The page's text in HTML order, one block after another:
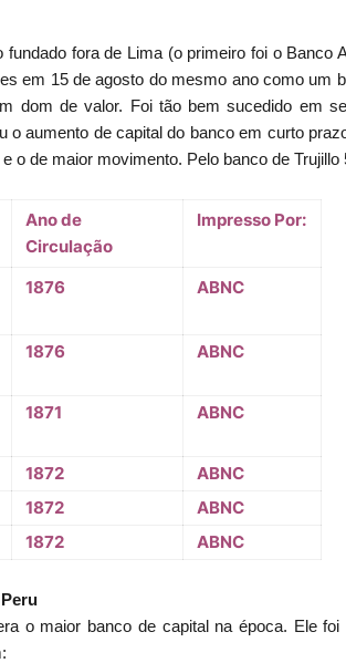
fundado fora de Lima (o primeiro foi o Banco
em 15 de agosto do mesmo ano como um
dom de valor. Foi tão bem sucedido em
o aumento de capital do banco em curto
o de maior movimento. Pelo banco de
Ano de
Circulação
Impresso Por:
1876 ABNC
1876 ABNC
1871 ABNC
1872
ABNC
1872
ABNC
1872 ABNC
o maior banco de capital na época. Ele